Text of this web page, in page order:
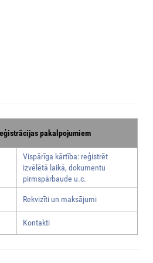
pakalpojumiem
Vispārīga kārtība: reģistrēt
izvēlētā laikā, dokumentu
pirmspārbaude u.c.
Rekvizīti un maksājumi
Kontakti